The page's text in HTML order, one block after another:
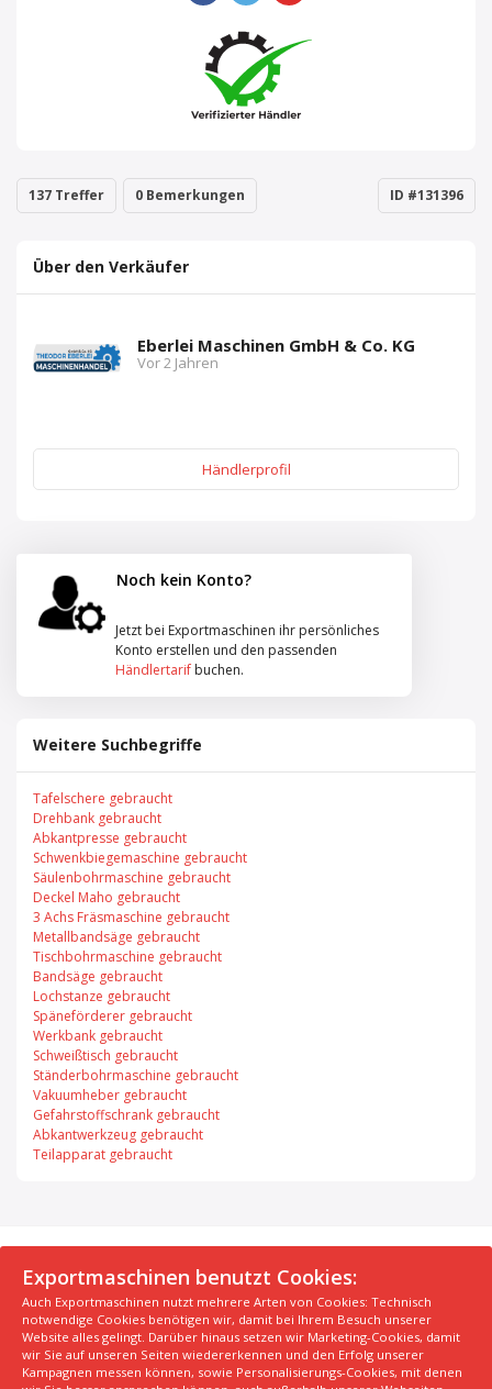
137 Treffer 0 Bemerkungen ID #131396
Über den Verkäufer
Eberlei Maschinen GmbH & Co. KG
Vor 2 Jahren
Händlerprofil
Noch kein Konto?
Jetzt bei Exportmaschinen ihr persönliches
Konto erstellen und den passenden
Händlertarif buchen.
Weitere Suchbegriffe
Tafelschere gebraucht
Drehbank gebraucht
Abkantpresse gebraucht
Schwenkbiegemaschine gebraucht
Säulenbohrmaschine gebraucht
Deckel Maho gebraucht
3 Achs Fräsmaschine gebraucht
Metallbandsäge gebraucht
Tischbohrmaschine gebraucht
Bandsäge gebraucht
Lochstanze gebraucht
Späneförderer gebraucht
Werkbank gebraucht
Schweißtisch gebraucht
Ständerbohrmaschine gebraucht
Vakuumheber gebraucht
Gefahrstoffschrank gebraucht
Abkantwerkzeug gebraucht
Teilapparat gebraucht
© 2026 Exportmaschinen.de
Über uns
AGB Datenschutzerklärung
FAQ
Impressum
Hersteller
Unsere Top Maschinen #1
Unsere Top Maschinen #2
Unsere Top Maschinen #3
Exportmaschinen benutzt Cookies:
Auch Exportmaschinen nutzt mehrere Arten von Cookies: Technisch
notwendige Cookies benötigen wir, damit bei Ihrem Besuch unserer
Website alles gelingt. Darüber hinaus setzen wir Marketing-Cookies, damit
wir Sie auf unseren Seiten wiedererkennen und den Erfolg unserer
Kampagnen messen können, sowie Personalisierungs-Cookies, mit denen